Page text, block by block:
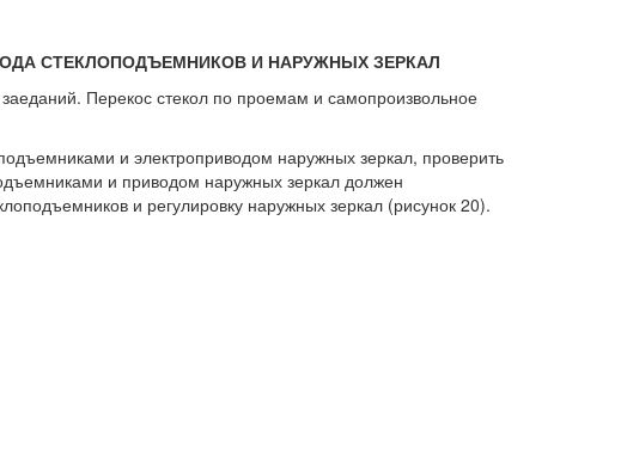
СТЕКЛОПОДЪЕМНИКОВ И НАРУЖНЫХ ЗЕРКАЛ
Перекос стекол по проемам и самопроизвольное
и электроприводом наружных зеркал, проверить
и приводом наружных зеркал должен
и регулировку наружных зеркал (рисунок 20).